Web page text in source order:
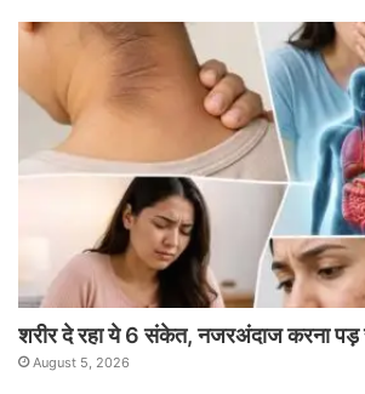
शरीर दे रहा ये 6 संकेत, नजरअंदाज करना पड़
August 5, 2026